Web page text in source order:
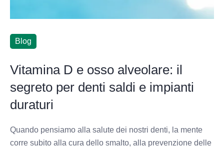
Blog
Vitamina D e osso alveolare: il
segreto per denti saldi e impianti
duraturi
Quando pensiamo alla salute dei nostri denti, la mente
corre subito alla cura dello smalto, alla prevenzione delle